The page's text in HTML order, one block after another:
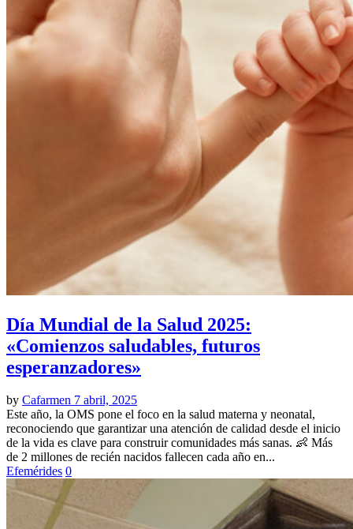
Día Mundial de la Salud 2025:
«Comienzos saludables, futuros
esperanzadores»
by Cafarmen 7 abril, 2025
Este año, la OMS pone el foco en la salud materna y neonatal,
reconociendo que garantizar una atención de calidad desde el inicio
de la vida es clave para construir comunidades más sanas. 👶 Más
de 2 millones de recién nacidos fallecen cada año en...
Efemérides 0